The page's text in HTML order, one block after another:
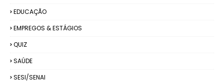
EDUCAÇÃO
EMPREGOS & ESTÁGIOS
QUIZ
SAÚDE
SESI/SENAI